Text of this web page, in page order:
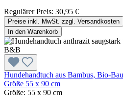
Regulärer Preis: 30,95 €
Preise inkl. MwSt. zzgl. Versandkosten
In den Warenkorb
Hundehandtuch aus Bambus, Bio-
Größe 55 x 90 cm
Größe: 55 x 90 cm